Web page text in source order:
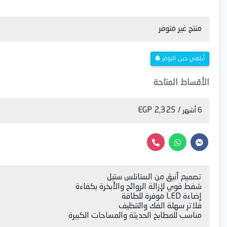
منتج غير متوفر
أبلغني حين التوفر
الأقساط المتاحة
6 أشهر / 2,325 EGP
تصميم أنيق من الستانلس ستيل
شفط قوي لإزالة الروائح والأبخرة بكفاءة
إضاءة LED موفرة للطاقة
فلاتر سهلة الفك والتنظيف
مناسب للمطابخ الحديثة والمساحات الكبيرة